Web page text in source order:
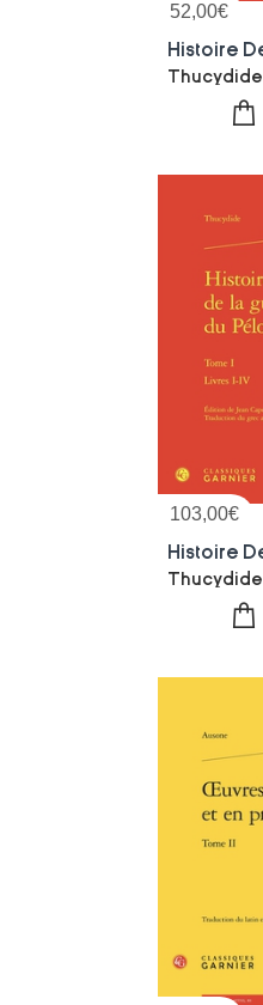
52,00€
Thucydide
103,00€
Thucydide